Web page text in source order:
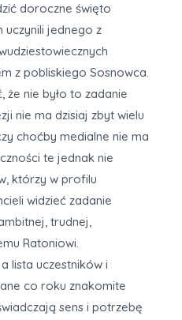
doroczne święto
jednego z
z pobliskiego Sosnowca.
że nie było to zadanie
nie ma dzisiaj zbyt wielu
choćby medialne nie ma
te jednak nie
którzy w profilu
widzieć zadanie
trudnej,
Ratoniowi.
lista uczestników i
co roku znakomite
sens i potrzebę